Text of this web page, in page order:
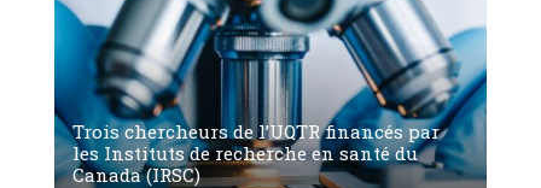
Trois chercheurs de l’UQTR financés par
les Instituts de recherche en santé du
Canada (IRSC)